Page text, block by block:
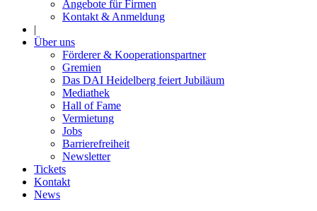
Angebote für Firmen
Kontakt & Anmeldung
|
Über uns
Förderer & Kooperationspartner
Gremien
Das DAI Heidelberg feiert Jubiläum
Mediathek
Hall of Fame
Vermietung
Jobs
Barrierefreiheit
Newsletter
Tickets
Kontakt
News